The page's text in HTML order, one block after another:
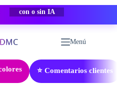
-50% DESCUENTO
Menú
⭐ Comentarios clientes